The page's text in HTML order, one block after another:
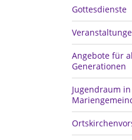
Gottesdienste
Angebote für
Generationen
Jugendraum